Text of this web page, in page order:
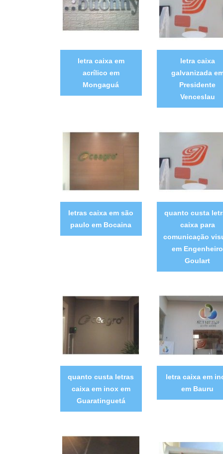
letra caixa em
acrílico em
Mongaguá
letra caixa
galvanizada
Presidente
Venceslau
letras caixa em são
paulo em Bocaina
quanto custa
caixa para
comunicação
em Engenheiro
Goulart
quanto custa letras
caixa em inox em
Guaratinguetá
letra caixa em
em Bauru